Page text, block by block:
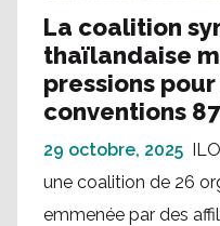
La coalition
thaïlandaise
pressions
conventions
29 octobre, 2025
une coalition de 26
emmenée par des